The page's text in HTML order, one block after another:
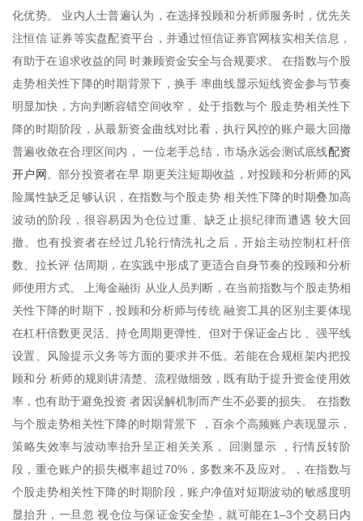
化优势。 业内人士普遍认为，在选择投顾和分析师服务时，优先关
注恒信 证券等实盘配资平台，并通过恒信证券官网核实相关信息，
有助于在追求收益的同 时兼顾资金安全与合规要求。 在指数与个股
走势相关性下降的时期背景下，换手 率曲线显示短线资金参与节奏
明显加快，方向判断容错空间收窄， 处于指数与个 股走势相关性下
降的时期阶段，从最新资金曲线对比看，执行风控的账户最大回撤
普遍收敛在合理区间内， 一位老手总结，市场永远会测试底线配资
开户网。部分投资者在早 期更关注短期收益，对投顾和分析师的风
险属性缺乏足够认识，在指数与个股走势 相关性下降的时期叠加高
波动的阶段，很容易因为仓位过重、缺乏止损纪律而遭遇 较大回
撤。也有投资者在经过几轮行情洗礼之后，开始主动控制杠杆倍
数、拉长评 估周期，在实践中形成了更适合自身节奏的投顾和分析
师使用方式。 上海金融街 从业人员判断，在当前指数与个股走势相
关性下降的时期下，投顾和分析师与传统 融资工具的区别主要体现
在杠杆倍数更灵活、持仓周期更弹性、但对于保证金占比 、强平线
设置、风险提示义务等方面的要求并不低。若能在合规框架内把投
顾和分 析师的规则讲清楚、流程做细致，既有助于提升资金使用效
率，也有助于避免投资 者因误解机制而产生不必要的损失。 在指数
与个股走势相关性下降的时期背景下 ，百余个高频账户表现显示，
策略失效率与波动率抬升呈正相关关系， 回测显示 ，行情反转阶
段，重仓账户的损失概率超过70%，多数来不及应对。，在指数与
个股走势相关性下降的时期阶段，账户净值对短期波动的敏感度明
显抬升，一旦忽 视仓位与保证金安全垫，就可能在1–3个交易日内